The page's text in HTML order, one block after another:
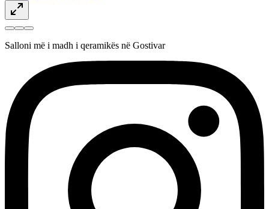
Salloni më i madh i qeramikës në Gostivar